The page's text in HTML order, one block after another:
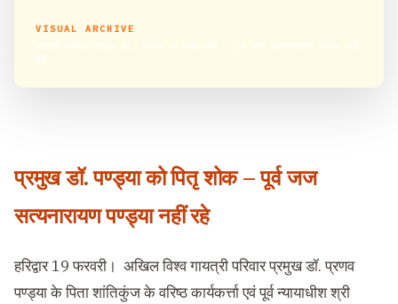
VISUAL ARCHIVE
प्रमुख डॉ. पण्ड्या को पितृ शोक – पूर्व जज
सत्यनारायण पण्ड्या नहीं रहे
हरिद्वार 19 फरवरी। अखिल विश्व गायत्री परिवार प्रमुख डॉ. प्रणव
पण्ड्या के पिता शांतिकुंज के वरिष्ठ कार्यकर्त्ता एवं पूर्व न्यायाधीश श्री